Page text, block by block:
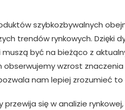
szybkozbywalnych
trendów rynkowych. Dzięki
być na bieżąco z
wzrost znaczenia
nam lepiej zrozumieć to
się w analizie